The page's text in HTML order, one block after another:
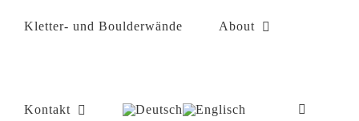
Kletter- und Boulderwände About
Kontakt